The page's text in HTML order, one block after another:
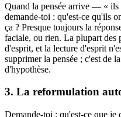
Quand la pensée arrive — «
demande-toi : qu'est-ce qu'ils
ça ? Presque toujours la
faciale, ou rien. La plupart des
d'esprit, et la lecture d'esprit
supprimer la pensée ; c'est de
d'hypothèse.
3. La reformulation
Demande-toi : qu'est-ce que je